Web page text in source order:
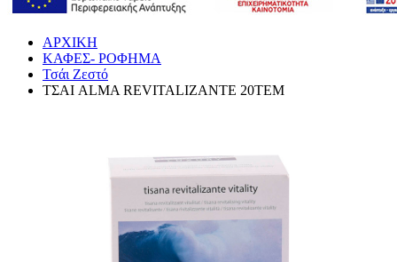
ΑΡΧΙΚΗ
ΚΑΦΕΣ- ΡΟΦΗΜΑ
Τσάι Ζεστό
ΤΣΑΙ ALMA REVITALIZANTE 20ΤΕΜ